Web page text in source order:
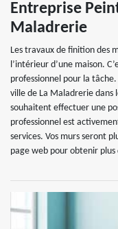
Entreprise
Maladrerie
Les travaux de finition des
l’intérieur d’une maison.
professionnel pour la
ville de La Maladrerie dans
souhaitent effectuer une
professionnel est
services. Vos murs seront
page web pour obtenir plus